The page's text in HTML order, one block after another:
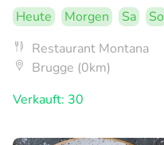
Heute Morgen Sa So
Restaurant Montana
Brugge (0km)
Verkauft: 30